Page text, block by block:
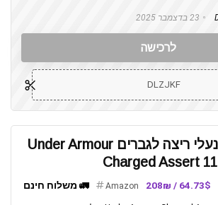
23 בדצמבר 2025
לרכישה
DLZJKF
נעלי ריצה לגברים Under Armour
Charged Assert 11
64.73$ / 208₪
Amazon 🚛 משלוח חינם